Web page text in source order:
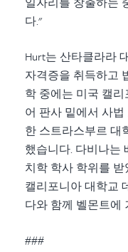
다."
Hurt는 산타클라라
자격증을 취득하고
학 중에는 미국 캘
어 판사 밑에서 사
한 스트라스부르 대
했습니다. 다비나는
치학 학사 학위를
캘리포니아 대학교
다와 함께 벨몬트에
###